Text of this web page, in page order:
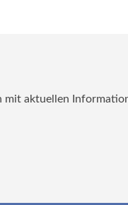
mit aktuellen